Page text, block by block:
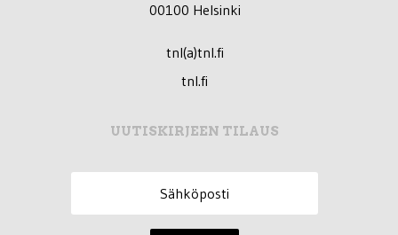
00100 Helsinki
tnl(a)tnl.fi
tnl.fi
UUTISKIRJEEN TILAUS